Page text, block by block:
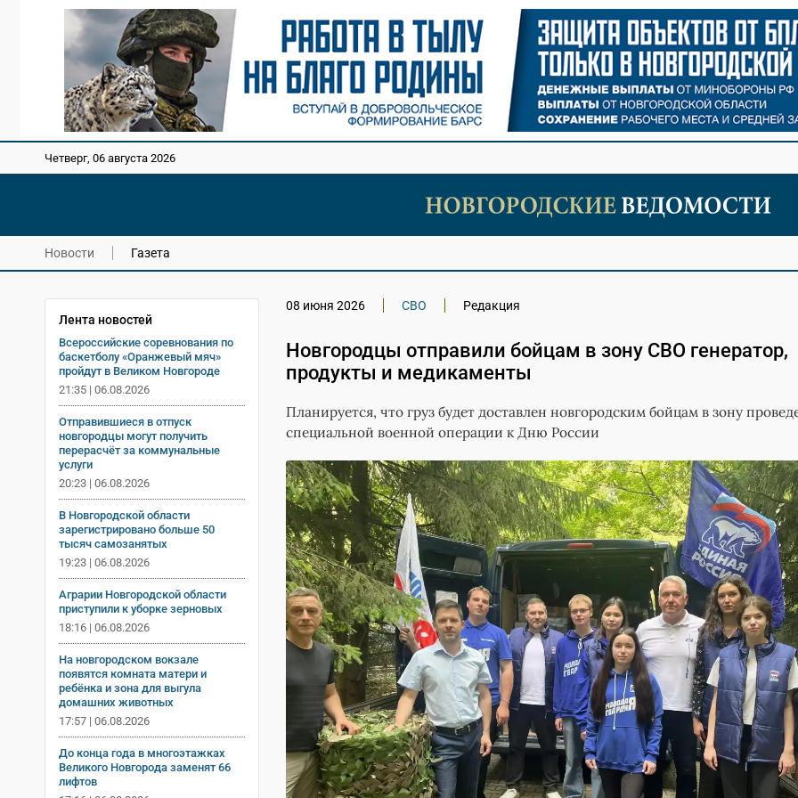
Четверг, 06 августа 2026
Новости Газета
Лента новостей
Всероссийские соревнования по
баскетболу «Оранжевый мяч»
пройдут в Великом Новгороде
21:35 | 06.08.2026
Отправившиеся в отпуск
новгородцы могут получить
перерасчёт за коммунальные
услуги
20:23 | 06.08.2026
В Новгородской области
зарегистрировано больше 50
тысяч самозанятых
19:23 | 06.08.2026
Аграрии Новгородской области
приступили к уборке зерновых
18:16 | 06.08.2026
На новгородском вокзале
появятся комната матери и
ребёнка и зона для выгула
домашних животных
17:57 | 06.08.2026
До конца года в многоэтажках
Великого Новгорода заменят 66
лифтов
08 июня 2026 СВО Редакция
Новгородцы отправили бойцам в зону СВО генератор,
продукты и медикаменты
Планируется, что груз будет доставлен новгородским бойцам в зону
специальной военной операции к Дню России